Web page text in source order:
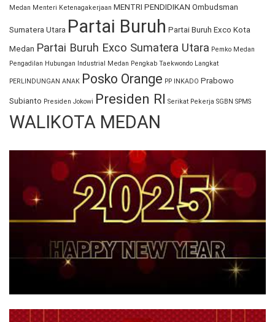
Medan Menteri Ketenagakerjaan MENTRI PENDIDIKAN Ombudsman
Sumatera Utara Partai Buruh Partai Buruh Exco Kota
Medan Partai Buruh Exco Sumatera Utara Pemko Medan
Pengadilan Hubungan Industrial Medan Pengkab Taekwondo Langkat
PERLINDUNGAN ANAK Posko Orange PP INKADO Prabowo
Subianto Presiden Jokowi Presiden RI Serikat Pekerja SGBN SPMS
WALIKOTA MEDAN